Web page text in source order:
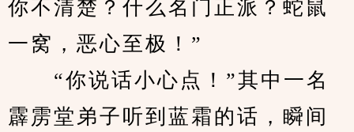
你不清楚？什么名门正派？蛇鼠
一窝，恶心至极！”
“你说话小心点！”其中一名
霹雳堂弟子听到蓝霜的话，瞬间